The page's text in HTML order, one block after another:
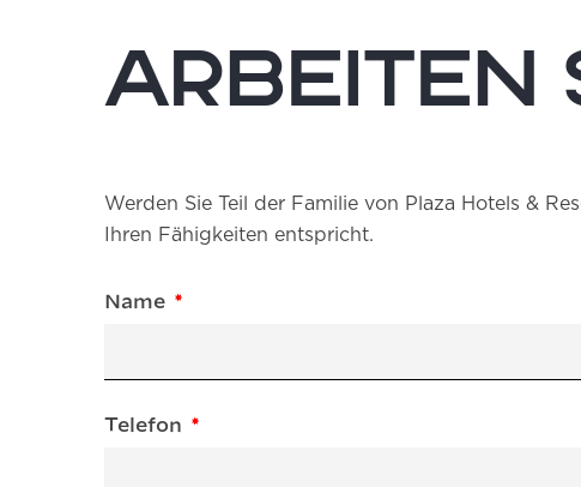
Arbeiten
Werden Sie Teil der Familie von Plaza Hotels &
Ihren Fähigkeiten entspricht.
Name
Telefon